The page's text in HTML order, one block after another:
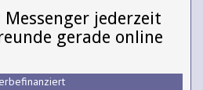
jederzeit
gerade online